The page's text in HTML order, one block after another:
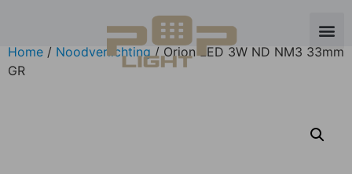
Home / Noodverlichting / Orion LED 3W ND NM3 33mm
GR